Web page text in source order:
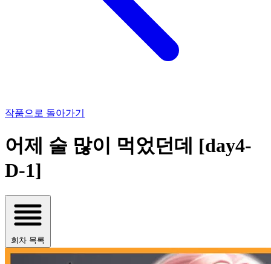
작품으로 돌아가기
어제 술 많이 먹었던데 [day4-
D-1]
회차 목록